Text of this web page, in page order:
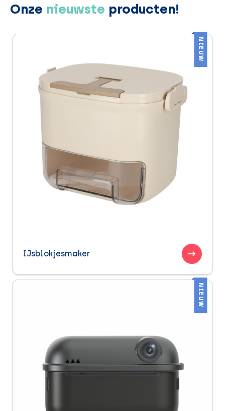
Onze nieuwste producten!
NIEUW
IJsblokjesmaker
NIEUW